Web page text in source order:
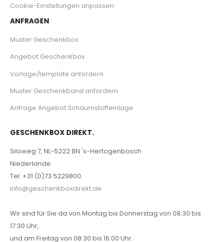
Cookie-Einstellungen anpassen
ANFRAGEN
Muster Geschenkbox
Angebot Geschenkbox
Vorlage/template anfordern
Muster Geschenkband anfordern
Anfrage Angebot Schaumstoffeinlage
GESCHENKBOX DIREKT.
Siloweg 7, NL-5222 BN 's-Hertogenbosch
Niederlande
Tel: +31 (0)73 5229800.
info@geschenkboxdirekt.de
Wir sind für Sie da von Montag bis Donnerstag von 08:30 bis
17:30 Uhr,
und am Freitag von 08:30 bis 16:00 Uhr.